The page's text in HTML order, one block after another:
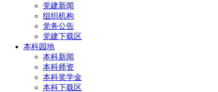
党建新闻
组织机构
党务公告
党建下载区
本科园地
本科新闻
本科师资
本科奖学金
本科下载区